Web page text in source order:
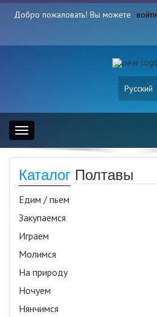
Добро пожаловать! Вы можете войти
Русский
Toggle
navigation
Каталог Полтавы
Едим / пьем
Закупаемся
Играем
Молимся
На природу
Ночуем
Нянчимся